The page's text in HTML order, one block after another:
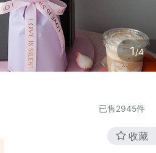
1/4
已售2945件
收藏